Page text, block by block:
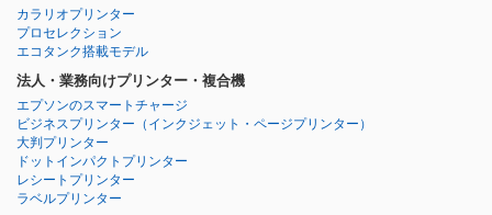
カラリオプリンター
プロセレクション
エコタンク搭載モデル
法人・業務向けプリンター・複合機
エプソンのスマートチャージ
ビジネスプリンター （インクジェット・ページプリンター）
大判プリンター
ドットインパクトプリンター
レシートプリンター
ラベルプリンター